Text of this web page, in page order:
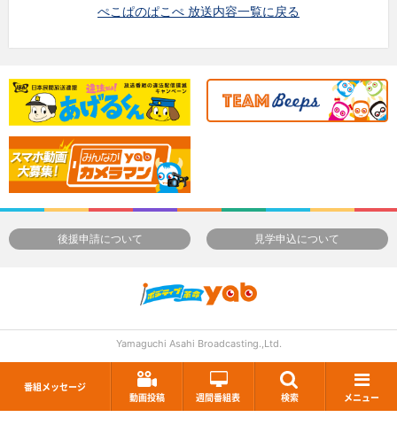
番組メッセージ
動画投稿
週間番組表 検索 メニュー
ぺこぱのぱこぺ 放送内容一覧に戻る
後援申請について 見学申込について
Yamaguchi Asahi Broadcasting.,Ltd.